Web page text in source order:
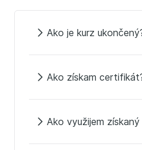
Ako je kurz
Ako získam
Ako využijem